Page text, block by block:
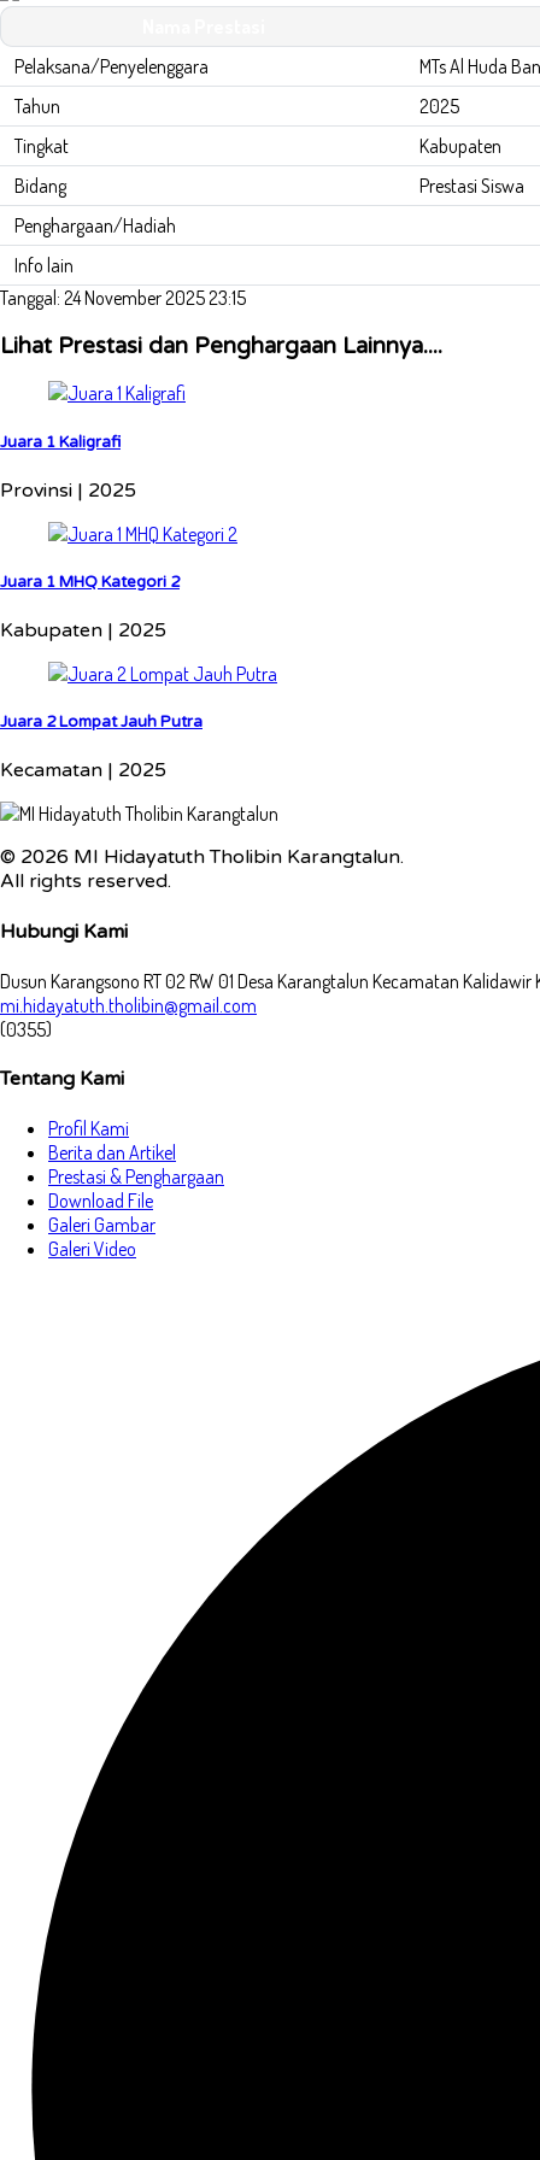
Pelaksana/Penyelenggara
MTs Al Huda
Tahun
2025
Tingkat
Kabupaten
Bidang
Prestasi Siswa
Penghargaan/Hadiah
Info lain
Tanggal: 24 November 2025 23:15
Lihat Prestasi dan Penghargaan Lainnya....
Juara 1 Kaligrafi
Provinsi | 2025
Juara 1 MHQ Kategori 2
Kabupaten | 2025
Juara 2 Lompat Jauh Putra
Kecamatan | 2025
© 2026 MI Hidayatuth Tholibin Karangtalun.
All rights reserved.
Hubungi Kami
Dusun Karangsono RT 02 RW 01 Desa Karangtalun Kecamatan
mi.hidayatuth.tholibin@gmail.com
(0355)
Tentang Kami
Profil Kami
Berita dan Artikel
Prestasi & Penghargaan
Download File
Galeri Gambar
Galeri Video